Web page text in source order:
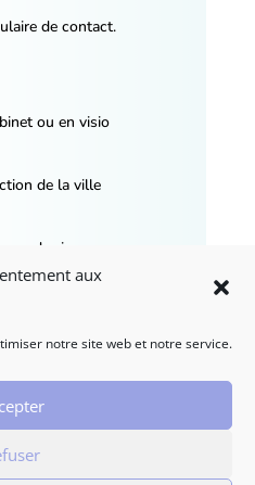
aux
notre site web et notre service.
de contact.
ou en visio
de la ville
du rire